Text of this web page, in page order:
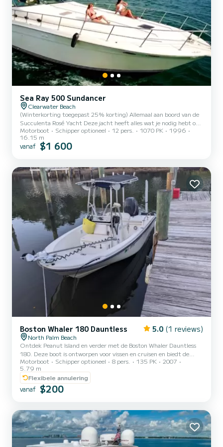
Sea Ray 500 Sundancer
Clearwater Beach
(Winterkorting toegepast 25% korting) Allemaal aan boord van de
Succulenta Rosé Yacht Deze jacht heeft alles wat je nodig hebt om
een geweldige tijd op het water te hebben. Perfect voor
evenementen, familie, feestjes, uitstapjes, bruiloften, romantiek,
vissen, enz. | De kapitein is inbegrepen bij de trip. Vergeet
onvergetelijke tijd hebben. Fooien voor eventuele dekma...
Motorboot Schipper optioneel 12 pers. 1070 PK
1996
16.15 m
vanaf $1 600
Boston Whaler 180 Dauntless 5.0 (1 reviews)
North Palm Beach
Ontdek Peanut Island en verder met de Boston Whaler Dauntless
180. Deze boot is ontworpen voor vissen en cruisen en biedt de
perfecte balans tussen avontuur en ontspanning op het water.
Geweldige boot om te vissen op de Atlantische Oceaan of
Intracoastal of gewoon om naar Peanut Island te gaan. 135 HP
Mercury Verado
Motorboot Schipper optioneel 8 pers. 135 PK
2007
5.79 m
Flexibele annulering
vanaf $200